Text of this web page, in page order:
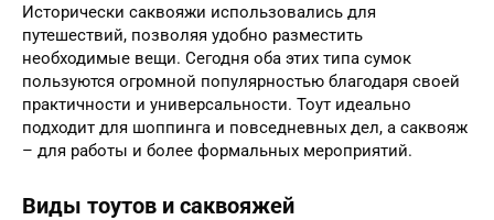
Исторически саквояжи использовались для
путешествий, позволяя удобно разместить
необходимые вещи. Сегодня оба этих типа сумок
пользуются огромной популярностью благодаря своей
практичности и универсальности. Тоут идеально
подходит для шоппинга и повседневных дел, а саквояж
– для работы и более формальных мероприятий.
Виды тоутов и саквояжей